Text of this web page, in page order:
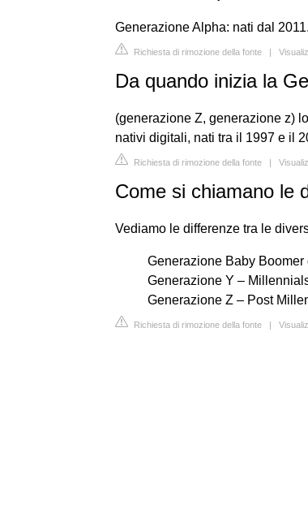
Generazione Alpha: nati dal 2011.
Richiesta di rimozione della fonte |
Da quando inizia la
(generazione Z, generazione z)
nativi digitali, nati tra il 1997 e il
Richiesta di rimozione della fonte |
Come si chiamano le
Vediamo le differenze tra le
Generazione Baby Boomer
Generazione Y –
Generazione Z – Post
Richiesta di rimozione della fonte |